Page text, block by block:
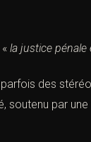
« la justice pénale
des
soutenu par